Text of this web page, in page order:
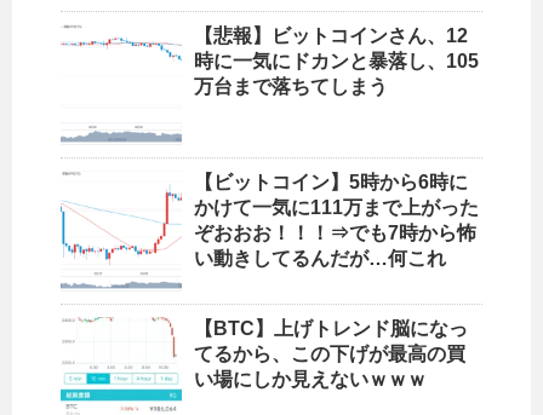
【悲報】ビットコインさん、12
時に一気にドカンと暴落し、105
万台まで落ちてしまう
【ビットコイン】5時から6時に
かけて一気に111万まで上がった
ぞおおお！！！⇒でも7時から怖
い動きしてるんだが…何これ
【BTC】上げトレンド脳になっ
てるから、この下げが最高の買
い場にしか見えないｗｗｗ